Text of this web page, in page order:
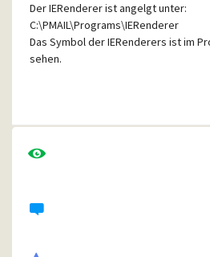
Der IERenderer ist angelgt unter:
C:\PMAIL\Programs\IERenderer
Das Symbol der IERenderers ist im
sehen.